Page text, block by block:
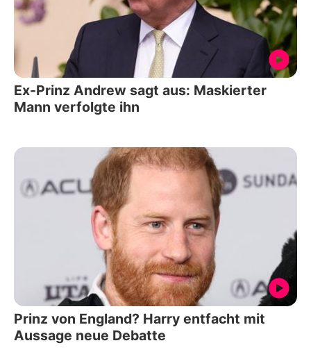
Ex-Prinz Andrew sagt aus: Maskierter
Mann verfolgte ihn
Prinz von England? Harry entfacht mit
Aussage neue Debatte